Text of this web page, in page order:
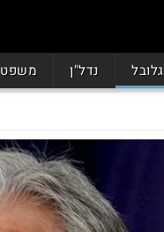
גלובל נדל"ן משפט